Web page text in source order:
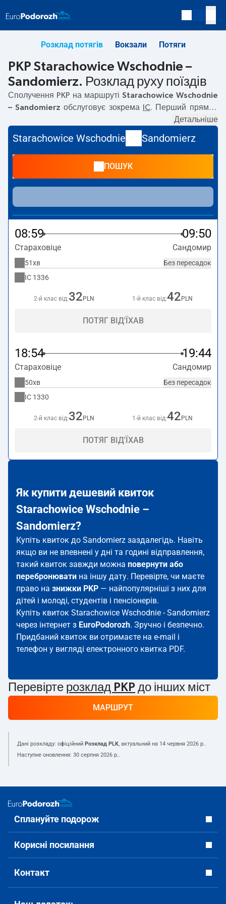
Розклад потягів Вокзали Потяги
PKP Starachowice Wschodnie –
Sandomierz. Розклад руху поїздів
Сполучення PKP на маршруті Starachowice Wschodnie
– Sandomierz обслуговує зокрема IC. Перший прямий
з вокзалу PKP Starachowice
18:54. Найшвидший маршрут пропонує потяг без
пересадокSAN . Подорож цим потягом триває00:50. На
Starachowice Wschodnie
курсують також інші потяги:— пропонують нижчу ціну
квитка і зазвичай довший час подорожі. Потяг завершує
маршрут на станції Sandomierz.
Детальніше
Starachowice Wschodnie Sandomierz
ПОШУК
08:59 09:50
Стараховіце Сандомир
Без пересадок
51хв
IC 1336
2-й клас від:32 PLN 1-й клас від:42 PLN
ПОТЯГ ВІД'ЇХАВ
18:54 19:44
Стараховіце Сандомир
Без пересадок
50хв
IC 1330
2-й клас від:32 PLN 1-й клас від:42 PLN
ПОТЯГ ВІД'ЇХАВ
Як купити дешевий квиток
Starachowice Wschodnie –
Sandomierz?
Купіть квиток до Sandomierz заздалегідь. Навіть
якщо ви не впевнені у дні та годині відправлення,
такий квиток завжди можна повернути або
перебронювати на іншу дату. Перевірте, чи маєте
право на знижки PKP — найпопулярніші з них для
дітей і молоді, студентів і пенсіонерів.
Купіть квиток Starachowice Wschodnie - Sandomierz
через інтернет з EuroPodorozh. Зручно і безпечно.
Придбаний квиток ви отримаєте на e-mail і
телефон у вигляді електронного квитка PDF.
Перевірте розклад PKP до інших міст
МАРШРУТ
Дані розкладу: офіційний Розклад PLK, актуальний на 14 червня 2026 р..
Наступне оновлення: 30 серпня 2026 р..
Сплануйте подорож
Корисні посилання
Контакт